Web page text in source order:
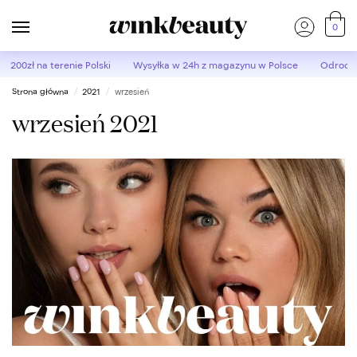
0
200zł na terenie Polski Wysyłka w 24h z magazynu w Polsce
Strona główna / 2021 / wrzesień
wrzesień 2021